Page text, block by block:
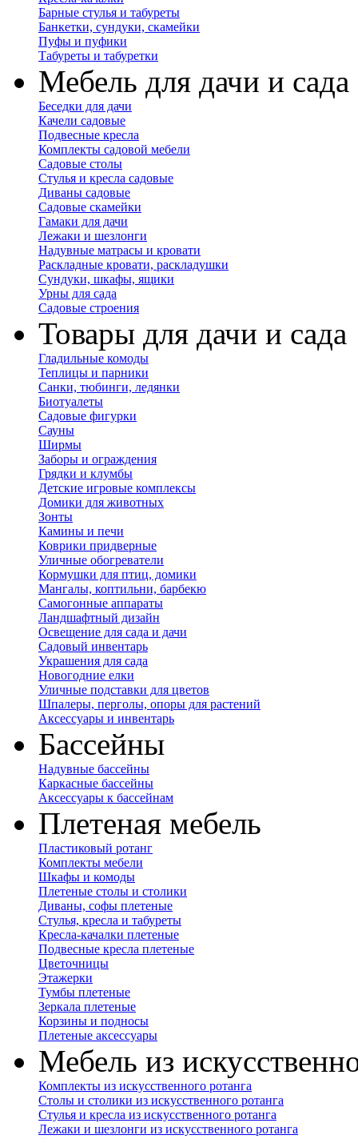
Барные стулья и табуреты
Банкетки, сундуки, скамейки
Пуфы и пуфики
Табуреты и табуретки
Мебель для дачи и сада
Беседки для дачи
Качели садовые
Подвесные кресла
Комплекты садовой мебели
Садовые столы
Стулья и кресла садовые
Диваны садовые
Садовые скамейки
Гамаки для дачи
Лежаки и шезлонги
Надувные матрасы и кровати
Раскладные кровати, раскладушки
Сундуки, шкафы, ящики
Урны для сада
Садовые строения
Товары для дачи и сада
Гладильные комоды
Теплицы и парники
Санки, тюбинги, ледянки
Биотуалеты
Садовые фигурки
Сауны
Ширмы
Заборы и ограждения
Грядки и клумбы
Детские игровые комплексы
Домики для животных
Зонты
Камины и печи
Коврики придверные
Уличные обогреватели
Кормушки для птиц, домики
Мангалы, коптильни, барбекю
Самогонные аппараты
Ландшафтный дизайн
Освещение для сада и дачи
Садовый инвентарь
Украшения для сада
Новогодние елки
Уличные подставки для цветов
Шпалеры, перголы, опоры для растений
Аксессуары и инвентарь
Бассейны
Надувные бассейны
Каркасные бассейны
Аксессуары к бассейнам
Плетеная мебель
Пластиковый ротанг
Комплекты мебели
Шкафы и комоды
Плетеные столы и столики
Диваны, софы плетеные
Стулья, кресла и табуреты
Кресла-качалки плетеные
Подвесные кресла плетеные
Цветочницы
Этажерки
Тумбы плетеные
Зеркала плетеные
Корзины и подносы
Плетеные аксессуары
Мебель из
Комплекты из искусственного ротанга
Столы и столики из искусственного ротанга
Стулья и кресла из искусственного ротанга
Лежаки и шезлонги из искусственного ротанга